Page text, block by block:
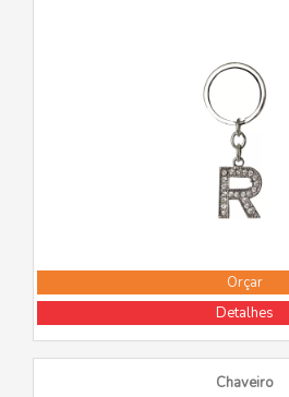
Orçar
Detalhes
Chaveiro